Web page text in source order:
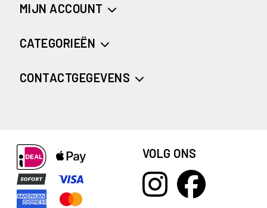
MIJN ACCOUNT
CATEGORIEËN
CONTACTGEGEVENS
VOLG ONS